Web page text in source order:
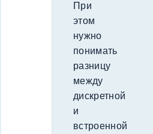
При
этом
нужно
понимать
разницу
между
дискретной
и
встроенной